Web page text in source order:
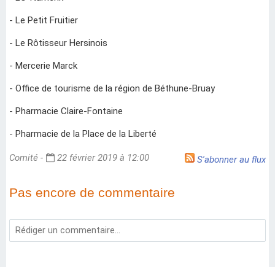
- Le Petit Fruitier
- Le Rôtisseur Hersinois
- Mercerie Marck
- Office de tourisme de la région de Béthune-Bruay
- Pharmacie Claire-Fontaine
- Pharmacie de la Place de la Liberté
Comité - 22 février 2019 à 12:00 S'abonner au flux
Pas encore de commentaire